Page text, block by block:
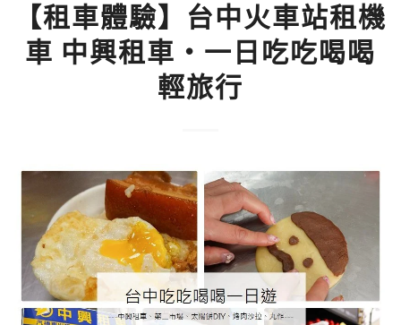
【租車體驗】台中火車站租機
車 中興租車・一日吃吃喝喝
輕旅行